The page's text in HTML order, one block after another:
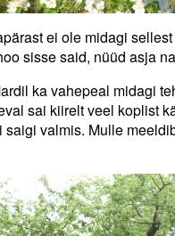
ei ole midagi
sisse said, nüüd asja
ka vahepeal midagi
sai kiirelt veel koplist
valmis. Mulle